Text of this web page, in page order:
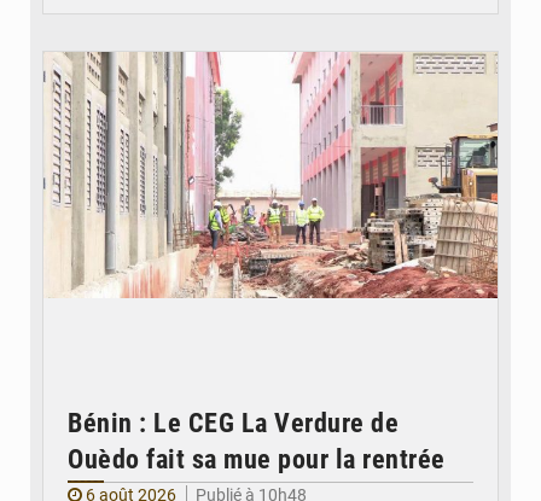
Bénin : Le CEG La Verdure de
Ouèdo fait sa mue pour la rentrée
6 août 2026
Publié à 10h48